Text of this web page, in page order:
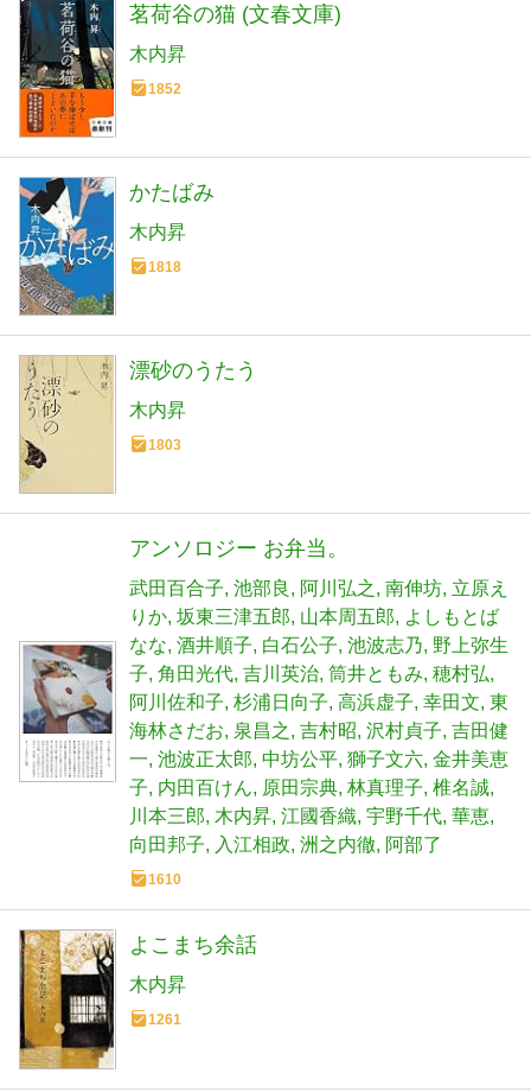
茗荷谷の猫 (文春文庫)
木内昇
1852
かたばみ
木内昇
1818
漂砂のうたう
木内昇
1803
アンソロジー お弁当。
武田百合子 池部良 阿川弘之 南伸坊 立原え
りか 坂東三津五郎 山本周五郎
よしもとば
なな 酒井順子 白石公子 池波志乃 野上弥生
子 角田光代 吉川英治 筒井ともみ 穂村弘
阿川佐和子 杉浦日向子 高浜虚子 幸田文 東
海林さだお 泉昌之 吉村昭 沢村貞子 吉田健
一 池波正太郎 中坊公平 獅子文六 金井美恵
子 内田百けん 原田宗典 林真理子 椎名誠
川本三郎 木内昇 江國香織 宇野千代 華恵
向田邦子
入江相政 洲之内徹 阿部了
1610
よこまち余話
木内昇
1261